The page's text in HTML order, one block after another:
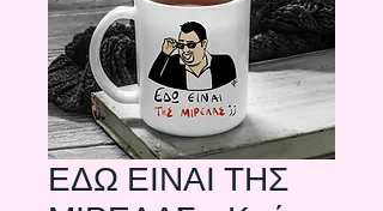
ΕΔΩ ΕΙΝΑΙ ΤΗΣ